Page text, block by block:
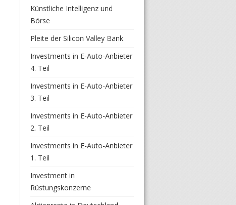
Künstliche Intelligenz und
Börse
Pleite der Silicon Valley Bank
Investments in E-Auto-Anbieter
4. Teil
Investments in E-Auto-Anbieter
3. Teil
Investments in E-Auto-Anbieter
2. Teil
Investments in E-Auto-Anbieter
1. Teil
Investment in
Rüstungskonzerne